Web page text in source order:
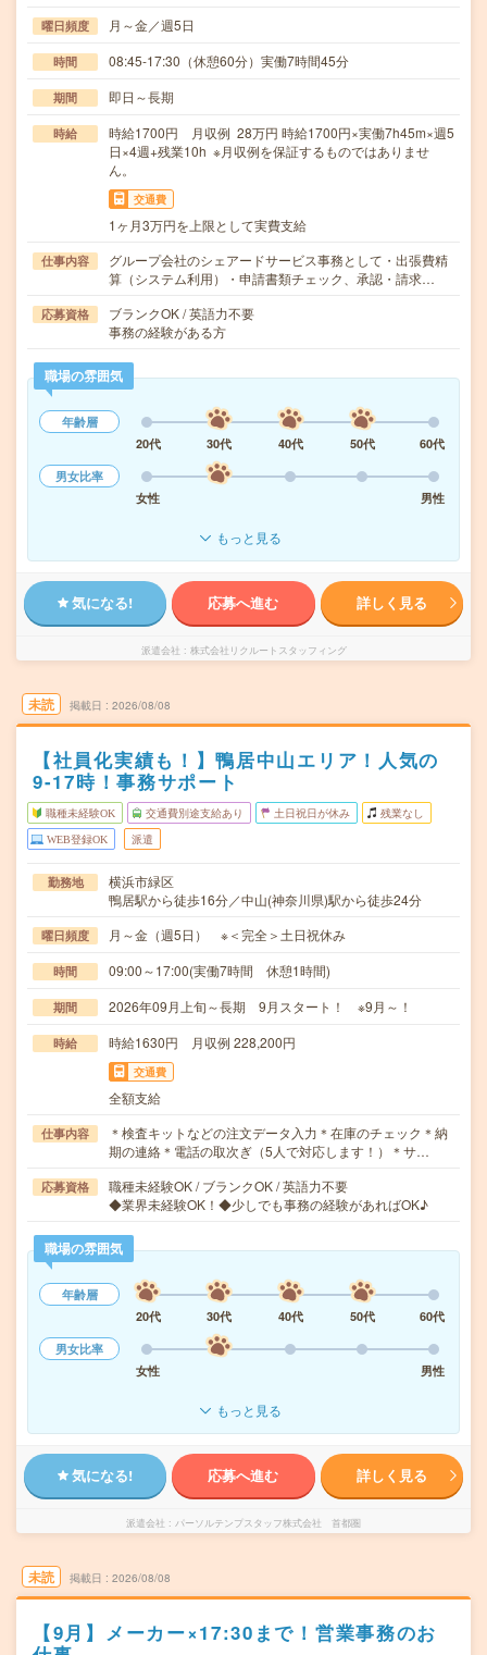
曜日頻度 月～金／週5日
時間 08:45-17:30（休憩60分）実働7時間45分
期間 即日～長期
時給
時給1700円 月収例 28万円 時給1700円×実働7h45m×週5
日×4週+残業10h ※月収例を保証するものではありませ
ん。
交通費
1ヶ月3万円を上限として実費支給
仕事内容
グループ会社のシェアードサービス事務として・出張費精
算（システム利用）・申請書類チェック、承認・請求…
応募資格
ブランクOK / 英語力不要
事務の経験がある方
職場の雰囲気
年齢層
20代
30代 40代 50代
60代
男女比率
女性
男性
もっと見る
気になる! 応募へ進む 詳しく見る
派遣会社 株式会社リクルートスタッフィング
未読 掲載日 2026/08/08
【社員化実績も！】鴨居中山エリア！人気の
9-17時！事務サポート
職種未経験OK 交通費別途支給あり 土日祝日が休み 残業なし
WEB登録OK 派遣
勤務地
横浜市緑区
鴨居駅から徒歩16分／中山(神奈川県)駅から徒歩24分
曜日頻度 月～金（週5日） ※＜完全＞土日祝休み
時間 09:00～17:00(実働7時間 休憩1時間)
期間 2026年09月上旬～長期 9月スタート！ ※9月～！
時給 時給1630円 月収例 228,200円
交通費
全額支給
仕事内容
＊検査キットなどの注文データ入力＊在庫のチェック＊納
期の連絡＊電話の取次ぎ（5人で対応します！）＊サ…
応募資格
職種未経験OK / ブランクOK / 英語力不要
◆業界未経験OK！◆少しでも事務の経験があればOK♪
職場の雰囲気
年齢層
20代
30代 40代 50代
60代
男女比率
女性
男性
もっと見る
気になる! 応募へ進む 詳しく見る
派遣会社 パーソルテンプスタッフ株式会社 首都圏
未読 掲載日 2026/08/08
【9月】メーカー×17:30まで！営業事務のお